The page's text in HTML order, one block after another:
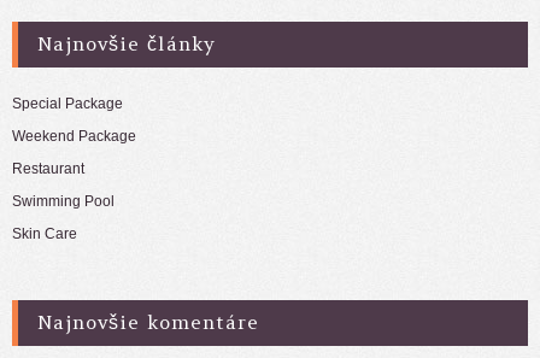
Najnovšie články
Special Package
Weekend Package
Restaurant
Swimming Pool
Skin Care
Najnovšie komentáre